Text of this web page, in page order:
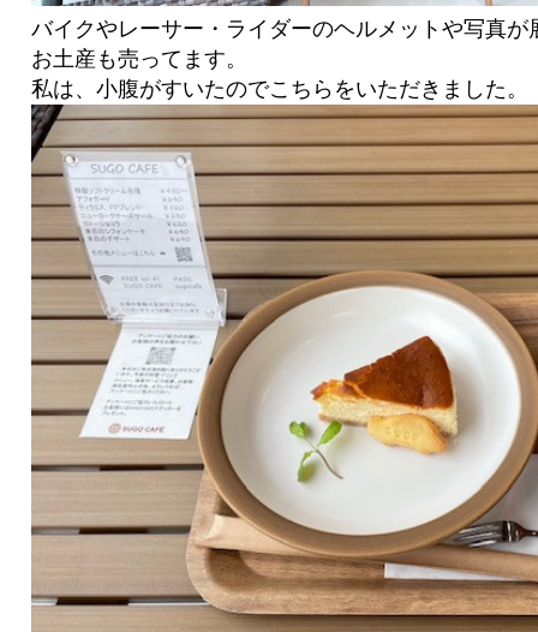
バイクやレーサー・ライダーのヘルメットや写真が
お土産も売ってます。
私は、小腹がすいたのでこちらをいただきました。